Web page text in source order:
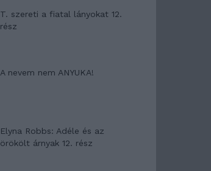
T. szereti a fiatal lányokat 12.
rész
A nevem nem ANYUKA!
Elyna Robbs: Adéle és az
örökölt árnyak 12. rész